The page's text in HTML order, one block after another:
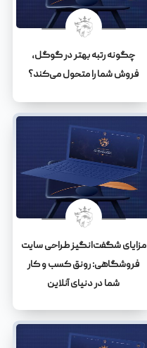
چگونه رتبه بهتر در گوگل،
فروش شما را متحول می‌کند؟
مزایای شگفت‌انگیز طراحی سایت
فروشگاهی: رونق کسب و کار
شما در دنیای آنلاین